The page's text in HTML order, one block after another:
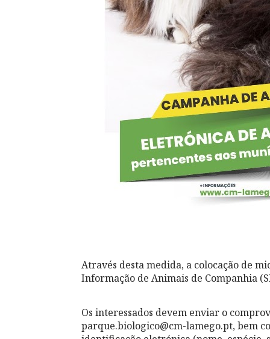
Através desta medida, a colocação de
Informação de Animais de Companhia
Os interessados devem enviar o
parque.biologico@cm-lamego.pt, bem